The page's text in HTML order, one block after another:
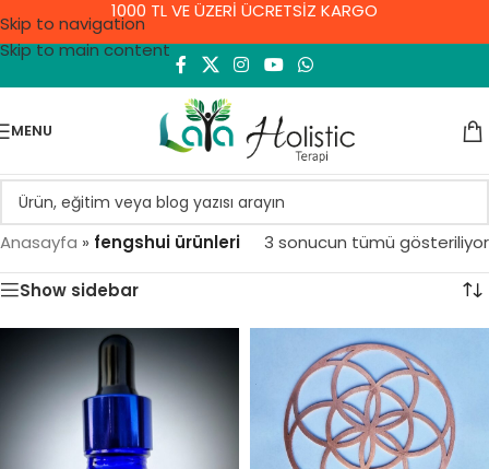
Skip to navigation
Skip to main content
1000 TL VE ÜZERİ ÜCRETSİZ KARGO
MENU
Anasayfa » fengshui ürünleri 3 sonucun tümü gösteriliyor
Show sidebar